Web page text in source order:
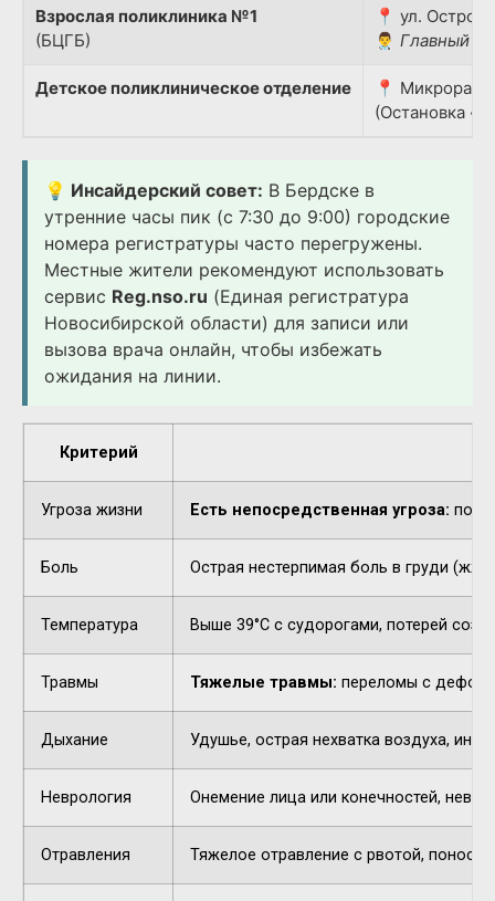
Взрослая поликлиника №1
(БЦГБ)
📍 ул.
👨‍⚕️ Главный
Детское поликлиническое отделение
📍
(Остановка
💡 Инсайдерский совет: В Бердске в
утренние часы пик (с 7:30 до 9:00) городские
номера регистратуры часто перегружены.
Местные жители рекомендуют использовать
сервис Reg.nso.ru (Единая регистратура
Новосибирской области) для записи или
вызова врача онлайн, чтобы избежать
ожидания на линии.
Критерий
Угроза жизни Есть непосредственная угроза:
Боль Острая нестерпимая боль в груди
Температура Выше 39°C с судорогами, потерей
Травмы Тяжелые травмы: переломы с
Дыхание Удушье, острая нехватка воздуха,
Неврология Онемение лица или конечностей,
Отравления Тяжелое отравление с рвотой,